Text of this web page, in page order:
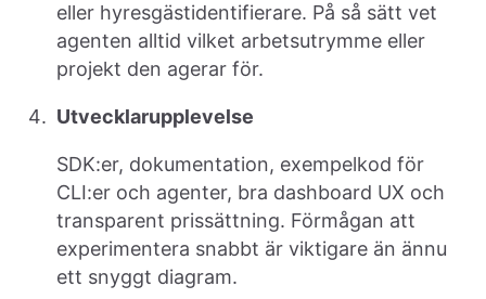
eller hyresgästidentifierare. På så sätt vet
agenten alltid vilket arbetsutrymme eller
projekt den agerar för.
Utvecklarupplevelse
SDK:er, dokumentation, exempelkod för
CLI:er och agenter, bra dashboard UX och
transparent prissättning. Förmågan att
experimentera snabbt är viktigare än ännu
ett snyggt diagram.